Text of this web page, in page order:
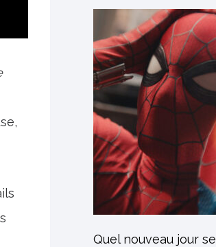
Quel nouveau jour